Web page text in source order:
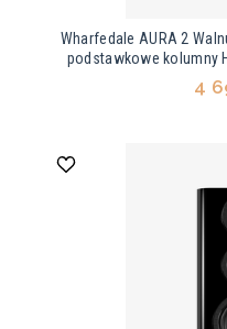
Wharfedale AURA 2
podstawkowe kolumny
4